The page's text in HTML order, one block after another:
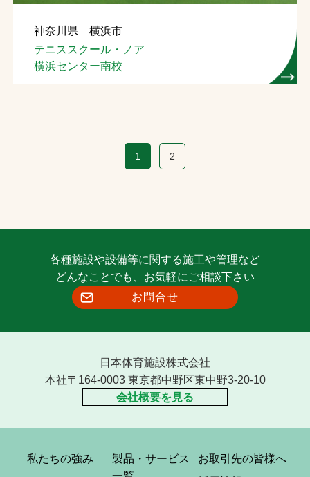
神奈川県 横浜市
テニススクール・ノア
横浜センター南校
1 2
各種施設や設備等に関する施工や管理など
どんなことでも、お気軽にご相談下さい
お問合せ
日本体育施設株式会社
本社〒164-0003 東京都中野区東中野3-20-10
会社概要を見る
私たちの強み
製品・サービス
お取引先の皆様へ